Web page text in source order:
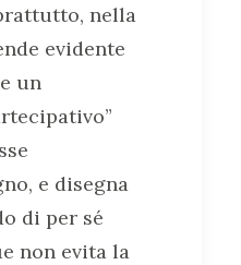
nella
evidente
un
e disegna
di per sé
non evita la